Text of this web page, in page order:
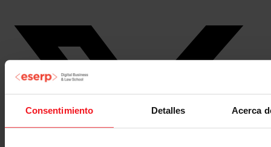
Consentimiento Detalles Acerca